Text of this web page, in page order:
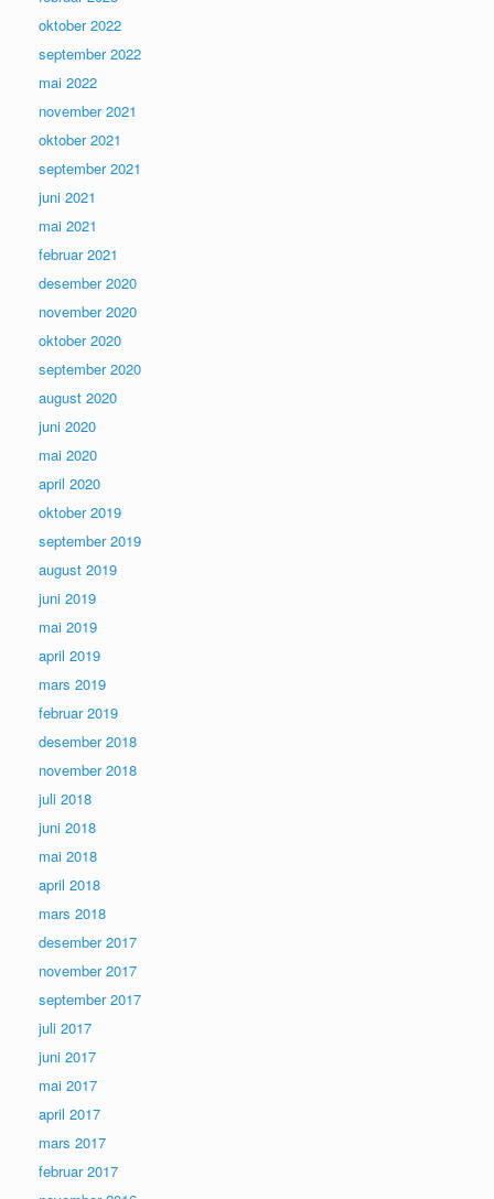
oktober 2022
september 2022
mai 2022
november 2021
oktober 2021
september 2021
juni 2021
mai 2021
februar 2021
desember 2020
november 2020
oktober 2020
september 2020
august 2020
juni 2020
mai 2020
april 2020
oktober 2019
september 2019
august 2019
juni 2019
mai 2019
april 2019
mars 2019
februar 2019
desember 2018
november 2018
juli 2018
juni 2018
mai 2018
april 2018
mars 2018
desember 2017
november 2017
september 2017
juli 2017
juni 2017
mai 2017
april 2017
mars 2017
februar 2017